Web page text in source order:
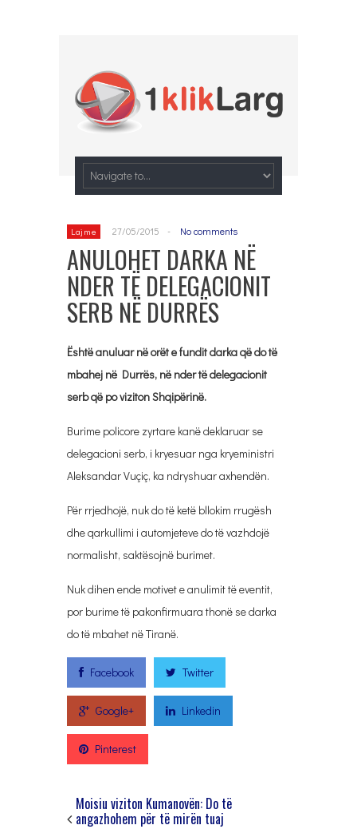
Lajme 27/05/2015 - No comments
ANULOHET DARKA NË
NDER TË DELEGACIONIT
SERB NË DURRËS
Është anuluar në orët e fundit darka që do të
mbahej në Durrës, në nder të delegacionit
serb që po viziton Shqipërinë.
Burime policore zyrtare kanë deklaruar se
delegacioni serb, i kryesuar nga kryeministri
Aleksandar Vuçiç, ka ndryshuar axhendën.
Për rrjedhojë, nuk do të ketë bllokim rrugësh
dhe qarkullimi i automjeteve do të vazhdojë
normalisht, saktësojnë burimet.
Nuk dihen ende motivet e anulimit të eventit,
por burime të pakonfirmuara thonë se darka
do të mbahet në Tiranë.
Facebook Twitter
Google+ Linkedin
Pinterest
Moisiu viziton Kumanovën: Do të
angazhohem për të mirën tuaj